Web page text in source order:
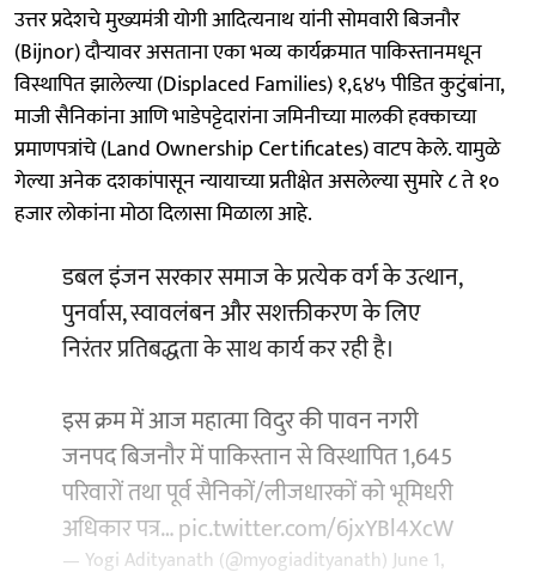
उत्तर प्रदेशचे मुख्यमंत्री योगी आदित्यनाथ यांनी सोमवारी बिजनौर
(Bijnor) दौऱ्यावर असताना एका भव्य कार्यक्रमात पाकिस्तानमधून
विस्थापित झालेल्या (Displaced Families) १,६४५ पीडित कुटुंबांना,
माजी सैनिकांना आणि भाडेपट्टेदारांना जमिनीच्या मालकी हक्काच्या
प्रमाणपत्रांचे (Land Ownership Certificates) वाटप केले. यामुळे
गेल्या अनेक दशकांपासून न्यायाच्या प्रतीक्षेत असलेल्या सुमारे ८ ते १०
हजार लोकांना मोठा दिलासा मिळाला आहे.
डबल इंजन सरकार समाज के प्रत्येक वर्ग के उत्थान,
पुनर्वास, स्वावलंबन और सशक्तीकरण के लिए
निरंतर प्रतिबद्धता के साथ कार्य कर रही है।
इस क्रम में आज महात्मा विदुर की पावन नगरी
जनपद बिजनौर में पाकिस्तान से विस्थापित 1,645
परिवारों तथा पूर्व सैनिकों/लीजधारकों को भूमिधरी
अधिकार पत्र…pic.twitter.com/6jxYBl4XcW
— Yogi Adityanath (@myogiadityanath)June 1,